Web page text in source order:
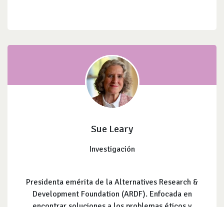
Sue Leary
Investigación
Presidenta emérita de la Alternatives Research &
Development Foundation (ARDF). Enfocada en